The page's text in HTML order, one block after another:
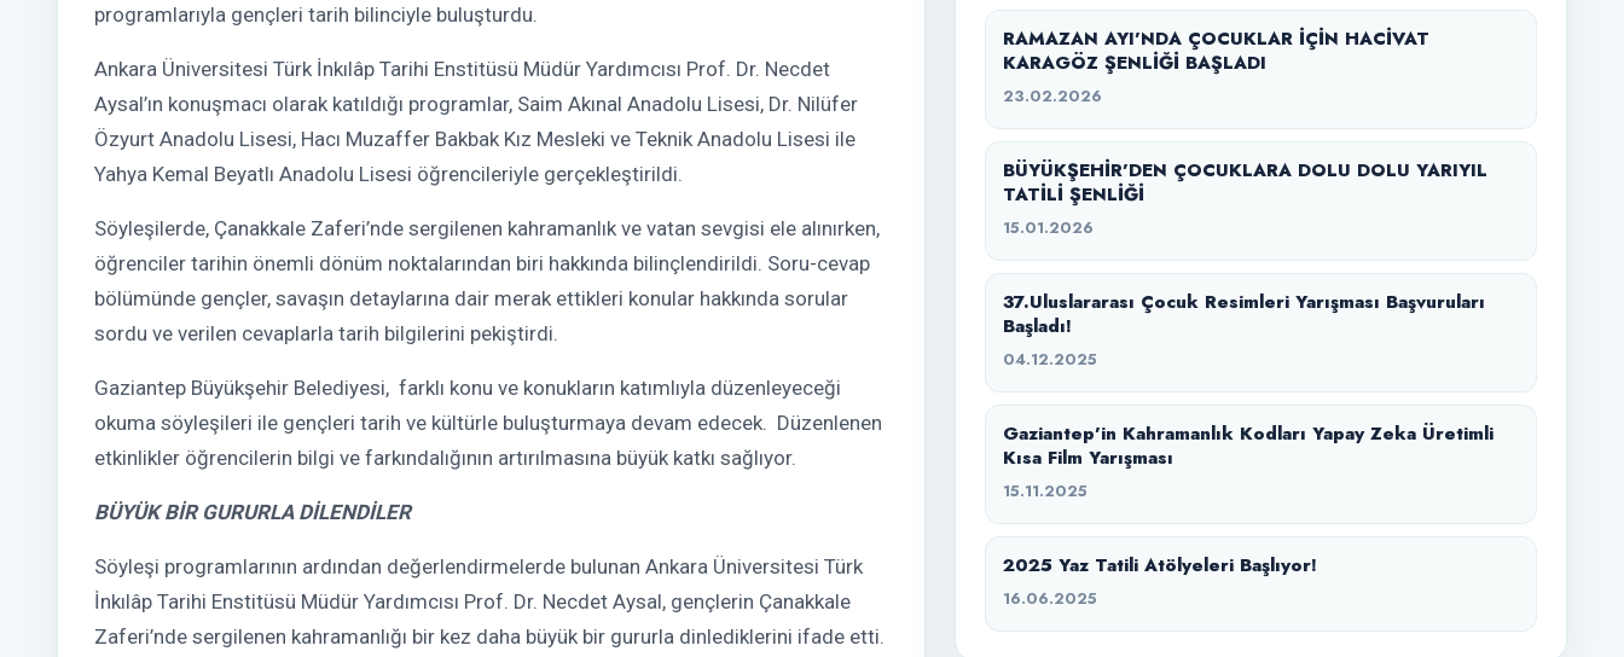
programlarıyla gençleri tarih bilinciyle buluşturdu.
Ankara Üniversitesi Türk İnkılâp Tarihi Enstitüsü Müdür Yardımcısı Prof. Dr. Necdet
Aysal’ın konuşmacı olarak katıldığı programlar, Saim Akınal Anadolu Lisesi, Dr. Nilüfer
Özyurt Anadolu Lisesi, Hacı Muzaffer Bakbak Kız Mesleki ve Teknik Anadolu Lisesi ile
Yahya Kemal Beyatlı Anadolu Lisesi öğrencileriyle gerçekleştirildi.
Söyleşilerde, Çanakkale Zaferi’nde sergilenen kahramanlık ve vatan sevgisi ele alınırken,
öğrenciler tarihin önemli dönüm noktalarından biri hakkında bilinçlendirildi. Soru-cevap
bölümünde gençler, savaşın detaylarına dair merak ettikleri konular hakkında sorular
sordu ve verilen cevaplarla tarih bilgilerini pekiştirdi.
Gaziantep Büyükşehir Belediyesi, farklı konu ve konukların katımlıyla düzenleyeceği
okuma söyleşileri ile gençleri tarih ve kültürle buluşturmaya devam edecek. Düzenlenen
etkinlikler öğrencilerin bilgi ve farkındalığının artırılmasına büyük katkı sağlıyor.
BÜYÜK BİR GURURLA DİLENDİLER
Söyleşi programlarının ardından değerlendirmelerde bulunan Ankara Üniversitesi Türk
İnkılâp Tarihi Enstitüsü Müdür Yardımcısı Prof. Dr. Necdet Aysal, gençlerin Çanakkale
Zaferi’nde sergilenen kahramanlığı bir kez daha büyük bir gururla dinlediklerini ifade etti.
RAMAZAN AYI’NDA ÇOCUKLAR İÇİN HACİVAT
KARAGÖZ ŞENLİĞİ BAŞLADI
23.02.2026
BÜYÜKŞEHİR’DEN ÇOCUKLARA DOLU DOLU YARIYIL
TATİLİ ŞENLİĞİ
15.01.2026
37.Uluslararası Çocuk Resimleri Yarışması Başvuruları
Başladı!
04.12.2025
Gaziantep’in Kahramanlık Kodları Yapay Zeka Üretimli
Kısa Film Yarışması
15.11.2025
2025 Yaz Tatili Atölyeleri Başlıyor!
16.06.2025